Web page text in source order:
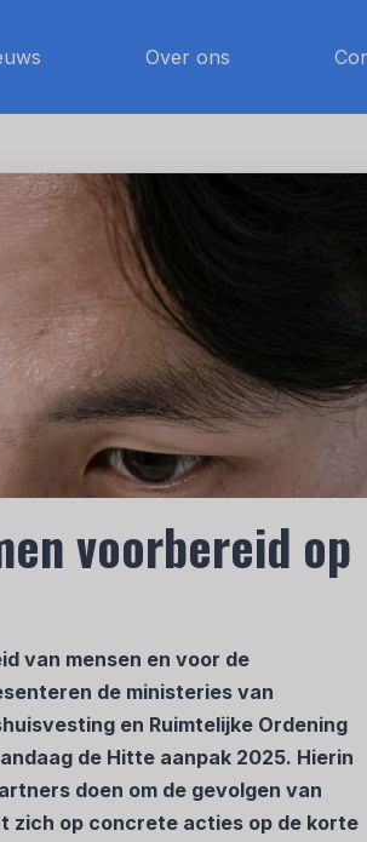
Over ons
voorbereid op
van mensen en voor de
de ministeries van
en Ruimtelijke Ordening
de Hitte aanpak 2025. Hierin
doen om de gevolgen van
zich op concrete acties op de korte